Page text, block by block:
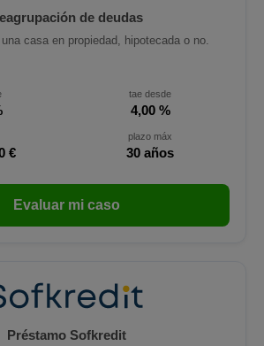
de deudas
casa en propiedad, hipotecada o no.
tae desde
4,00 %
€
plazo máx
30 años
Evaluar mi caso
Préstamo Sofkredit